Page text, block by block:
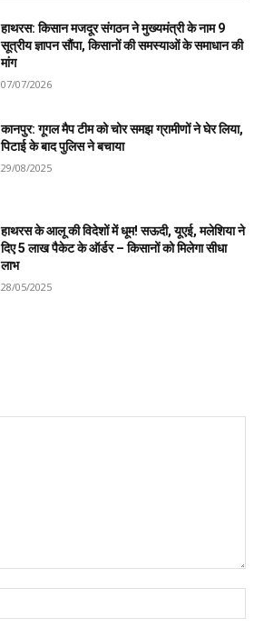
हाथरस: किसान मजदूर संगठन ने मुख्यमंत्री के नाम 9
सूत्रीय ज्ञापन सौंपा, किसानों की समस्याओं के समाधान की
मांग
07/07/2026
कानपुर: गूगल मैप टीम को चोर समझ ग्रामीणों ने घेर लिया,
पिटाई के बाद पुलिस ने बचाया
29/08/2025
हाथरस के आलू की विदेशों में धूम! सऊदी, यूएई, मलेशिया ने
दिए 5 लाख पैकेट के ऑर्डर – किसानों को मिलेगा सीधा
लाभ
28/05/2025